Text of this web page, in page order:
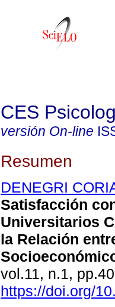
CES
versión On-line
Resumen
DENEGRI
Satisfacción
Universitarios
la Relación
vol.11, n.1,
https://doi.org/